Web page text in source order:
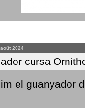
2024
cursa
el guanyador